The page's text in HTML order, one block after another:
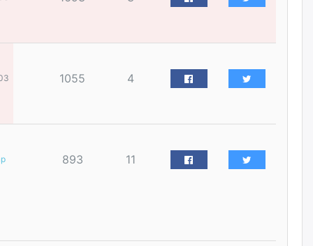
наймдугаар сарын 14-нөөс
Орон сууц, нийтийн аж ахуй,
авто зам, тохижилт
үйлчилгээний ажилтнуудын
дурдлаа
1055 4
893 11